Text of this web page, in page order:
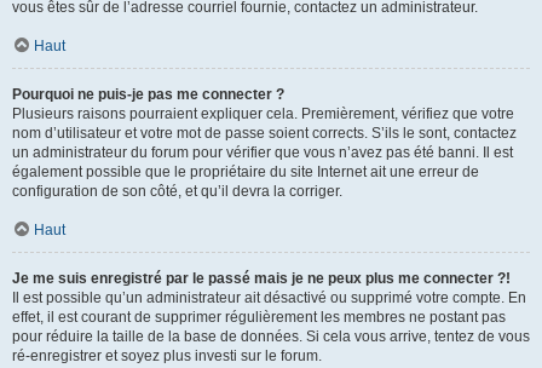
vous êtes sûr de l’adresse courriel fournie, contactez un administrateur.
Haut
Pourquoi ne puis-je pas me connecter ?
Plusieurs raisons pourraient expliquer cela. Premièrement, vérifiez que votre
nom d’utilisateur et votre mot de passe soient corrects. S’ils le sont, contactez
un administrateur du forum pour vérifier que vous n’avez pas été banni. Il est
également possible que le propriétaire du site Internet ait une erreur de
configuration de son côté, et qu’il devra la corriger.
Haut
Je me suis enregistré par le passé mais je ne peux plus me connecter ?!
Il est possible qu’un administrateur ait désactivé ou supprimé votre compte. En
effet, il est courant de supprimer régulièrement les membres ne postant pas
pour réduire la taille de la base de données. Si cela vous arrive, tentez de vous
ré-enregistrer et soyez plus investi sur le forum.